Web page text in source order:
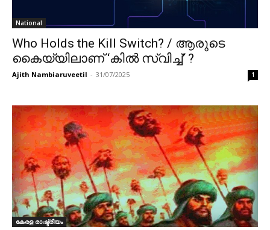
National
Who Holds the Kill Switch? / ആരുടെ
കൈയ്യിലാണ് ‘കിൽ സ്വിച്ച്’ ?
Ajith Nambiaruveetil - 31/07/2025 1
കേരള രാഷ്ട്രീയം